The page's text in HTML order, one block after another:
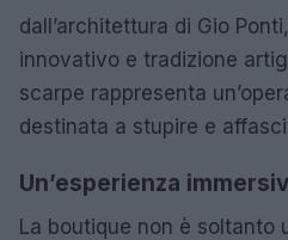
dall’architettura di Gio
innovativo e tradizione
scarpe rappresenta
destinata a stupire e
Un’esperienza
La boutique non è soltanto